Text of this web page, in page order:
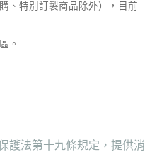
、特別訂製商品除外），目前
。
護法第十九條規定，提供消